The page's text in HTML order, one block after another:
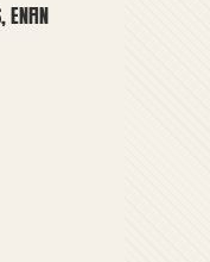
ENFIN